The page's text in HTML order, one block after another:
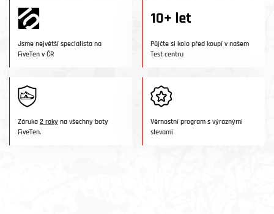
Jsme největší specialista na
FiveTen v ČR
Půjčte si kolo před koupí v našem
Test centru
Záruka 2 roky na všechny boty
FiveTen.
Věrnostní program s výraznými
slevami